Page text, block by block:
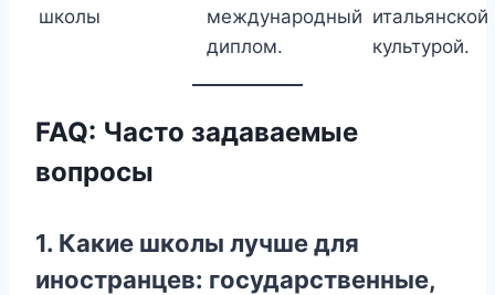
школы
международный
диплом.
итальянской
культурой.
FAQ: Часто задаваемые
вопросы
1. Какие школы лучше для
иностранцев: государственные,